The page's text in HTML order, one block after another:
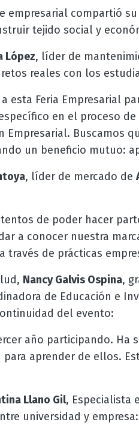
empresarial compartió
tejido social y
López, líder de
reales con los
a esta Feria Empresarial
en el proceso
Empresarial. Buscamos
un beneficio mutuo:
, líder de mercado de
de poder hacer
a conocer nuestra
través de prácticas
Nancy Galvis Ospina,
de Educación e
del evento:
año participando.
aprender de ellos.
Llano Gil, Especialista
universidad y empresa: